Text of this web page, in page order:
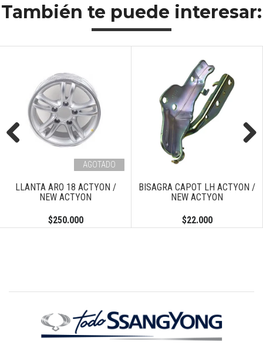
También te puede interesar:
AGOTADO
LLANTA ARO 18 ACTYON /
NEW ACTYON
$250.000
BISAGRA CAPOT LH ACTYON /
NEW ACTYON
$22.000